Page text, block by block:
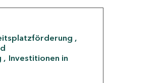
Investitionen in